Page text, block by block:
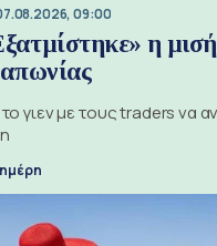
09:00
η
γιεν με τους traders να